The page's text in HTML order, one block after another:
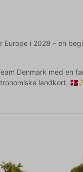
i 2028 – en
Denmark med en
landkort.